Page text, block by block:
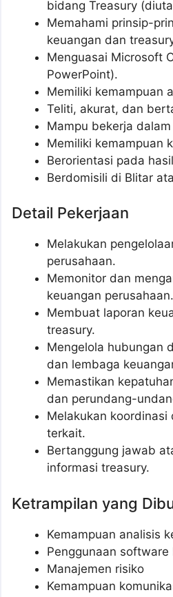
bidang Treasury
Memahami prinsip-
keuangan dan
Menguasai Microsoft
PowerPoint).
Memiliki kemampuan
Teliti, akurat, dan
Mampu bekerja
Memiliki kemampuan
Berorientasi pada
Berdomisili di Blitar
Detail Pekerjaan
Melakukan
perusahaan.
Memonitor dan
keuangan perusahaan.
Membuat laporan
treasury.
Mengelola hubungan
dan lembaga
Memastikan
dan perundang-
Melakukan
terkait.
Bertanggung jawab
informasi treasury.
Ketrampilan yang
Kemampuan analisis
Penggunaan software
Manajemen risiko
Kemampuan